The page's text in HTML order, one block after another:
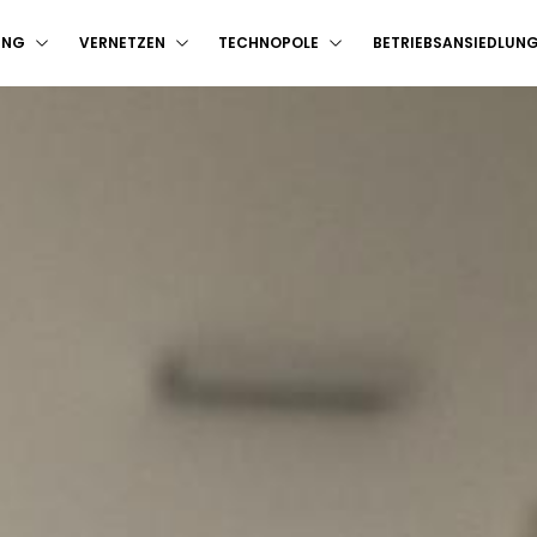
VERNETZEN TECHNOPOLE